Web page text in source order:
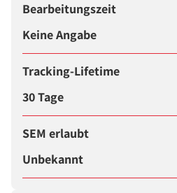
Bearbeitungszeit
Keine Angabe
Tracking-Lifetime
30 Tage
SEM erlaubt
Unbekannt